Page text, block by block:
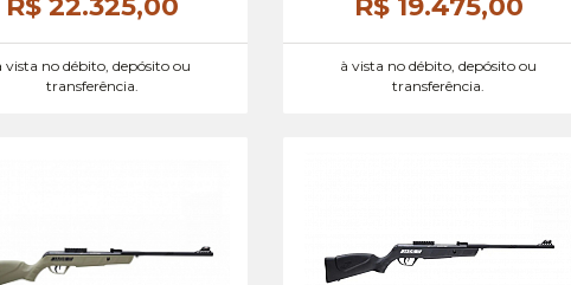
R$ 22.325,00
vista no débito, depósito ou
transferência.
R$ 19.475,00
à vista no débito, depósito ou
transferência.